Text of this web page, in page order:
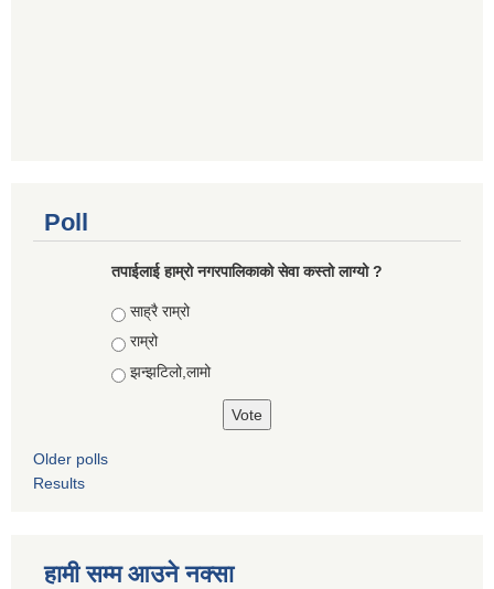
Poll
तपाईलाई हाम्रो नगरपालिकाको सेवा कस्तो लाग्यो ?
Choices
साह्रै राम्रो
राम्रो
झन्झटिलो,लामो
Older polls
Results
हामी सम्म आउने नक्सा